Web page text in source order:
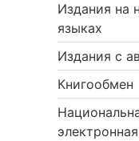
Издания на
языках
Издания с
Книгообмен